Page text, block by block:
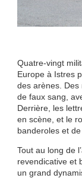
Quatre-vingt
Europe à Istres
des arènes. Des
de faux sang,
Derrière, les
en scène, et le
banderoles et de
Tout au long de
revendicative et
un grand